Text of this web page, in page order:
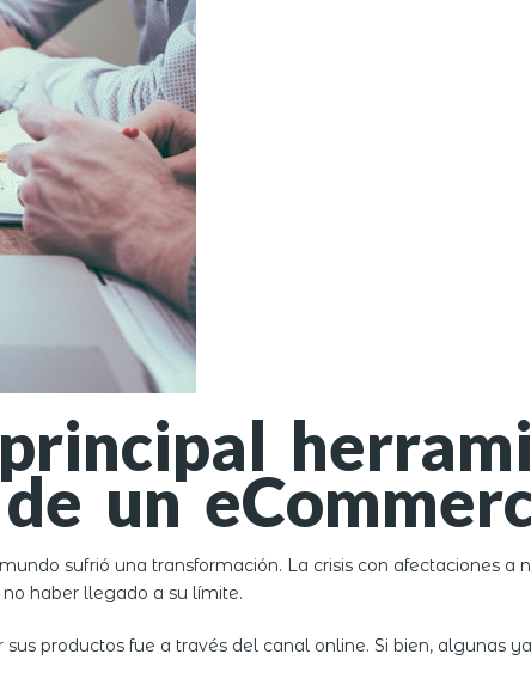
un
sufrió una transformación. La crisis con afectaciones a
haber llegado a su límite.
productos fue a través del canal online. Si bien, algunas